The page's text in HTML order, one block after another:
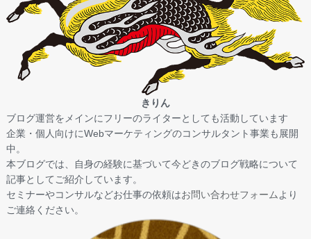
きりん
ブログ運営をメインにフリーのライターとしても活動しています
企業・個人向けにWebマーケティングのコンサルタント事業も展開
中。
本ブログでは、自身の経験に基づいて今どきのブログ戦略について
記事としてご紹介しています。
セミナーやコンサルなどお仕事の依頼はお問い合わせフォーム より
ご連絡ください。